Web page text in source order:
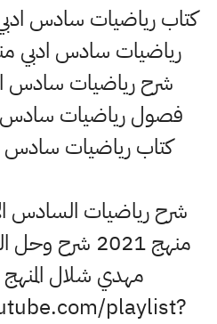
رياضيات سادس ادبي منهج
السادس الاعدادي
منهج 2021 شرح وحل
مهدي شلال المنهج الجديد